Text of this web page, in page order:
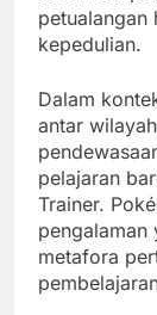
petualangan
kepedulian.
Dalam
antar
pelajaran
Trainer.
pengalaman
metafora